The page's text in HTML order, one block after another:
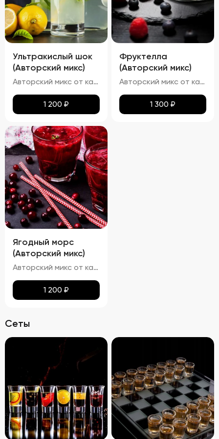
Ультракислый шок
(Авторский микс)
Авторский микс от кальянных мастеров - Освежающий кислый лимонад с лимонным фрешем
1 200 ₽
Фруктелла
(Авторский микс)
Авторский микс от кальянных мастеров - Твист на известные конфеты - мягкость банана, искрящаяся клубничная начинка и приятная яблочная кислинка
1 300 ₽
Ягодный морс
(Авторский микс)
Авторский микс от кальянных мастеров - Домашний ягодный морс, изготовленный по всем традициям в основе которого клубника и черника.
1 200 ₽
Сеты